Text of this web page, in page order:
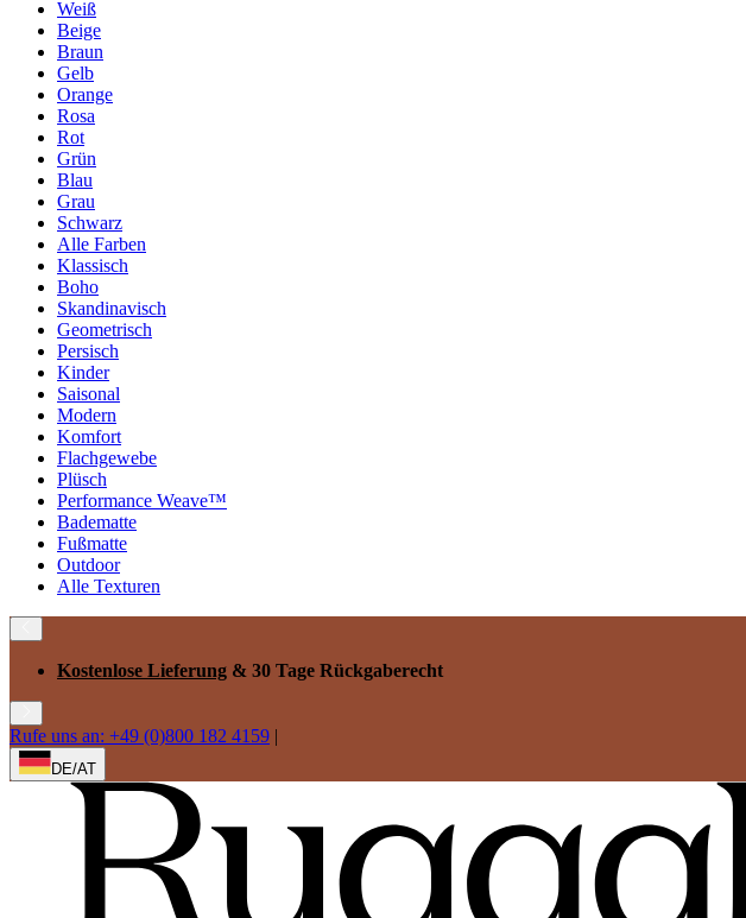
Weiß
Beige
Braun
Gelb
Orange
Rosa
Rot
Grün
Blau
Grau
Schwarz
Alle Farben
Klassisch
Boho
Skandinavisch
Geometrisch
Persisch
Kinder
Saisonal
Modern
Komfort
Flachgewebe
Plüsch
Performance Weave™
Badematte
Fußmatte
Outdoor
Alle Texturen
Kostenlose Lieferung & 30 Tage Rückgaberecht
Rufe uns an: +49 (0)800 182 4159 |
DE/AT